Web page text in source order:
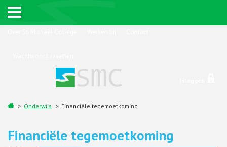
Onderwijs Financiële tegemoetkoming
Financiële tegemoetkoming